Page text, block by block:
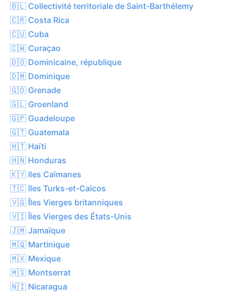
🇧🇱 Collectivité territoriale de Saint-Barthélemy
🇨🇷 Costa Rica
🇨🇺 Cuba
🇨🇼 Curaçao
🇩🇴 Dominicaine, république
🇩🇲 Dominique
🇬🇩 Grenade
🇬🇱 Groenland
🇬🇵 Guadeloupe
🇬🇹 Guatemala
🇭🇹 Haïti
🇭🇳 Honduras
🇰🇾 Iles Caïmanes
🇹🇨 îles Turks-et-Caïcos
🇻🇬 Îles Vierges britanniques
🇻🇮 Îles Vierges des États-Unis
🇯🇲 Jamaïque
🇲🇶 Martinique
🇲🇽 Mexique
🇲🇸 Montserrat
🇳🇮 Nicaragua